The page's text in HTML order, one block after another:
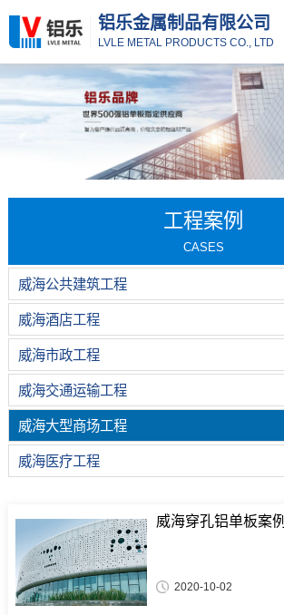
铝乐金属制品有限公司
LVLE METAL PRODUCTS CO., LTD
工程案例
CASES
威海公共建筑工程
威海酒店工程
威海市政工程
威海交通运输工程
威海大型商场工程
威海医疗工程
威海穿孔铝单板案例
2020-10-02